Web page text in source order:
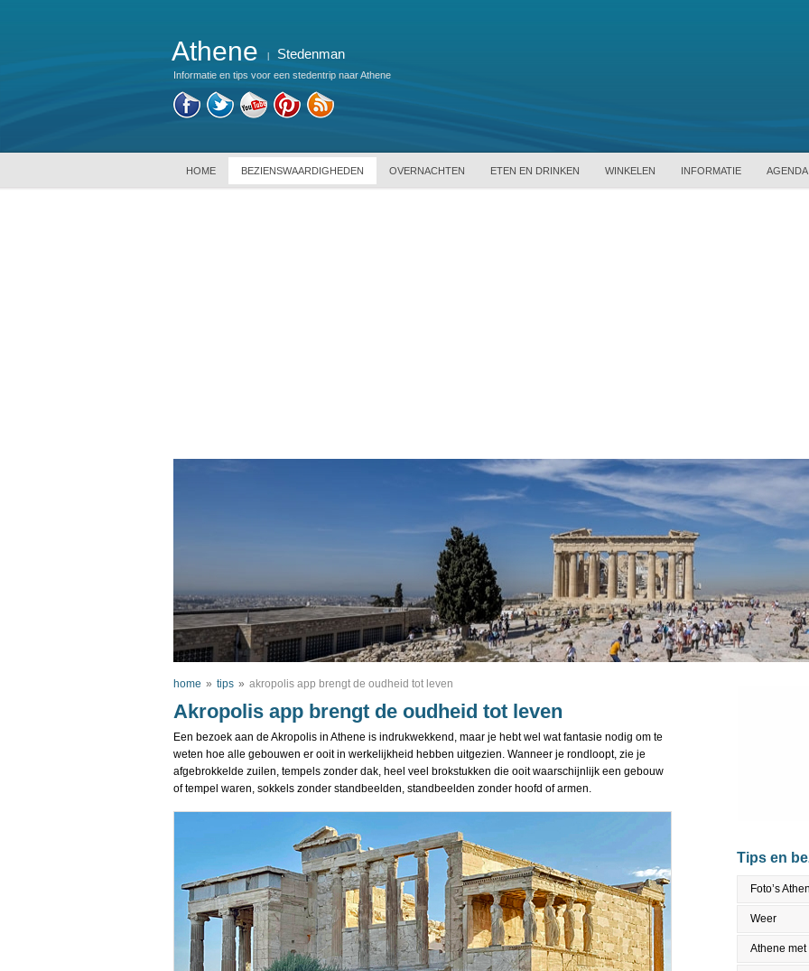
Athene Stedenman
Informatie en tips voor een stedentrip naar Athene
HOME BEZIENSWAARDIGHEDEN OVERNACHTEN ETEN EN DRINKEN WINKELEN INFORMATIE AGENDA
home » tips » akropolis app brengt de oudheid tot leven
Akropolis app brengt de oudheid tot leven
Een bezoek aan de Akropolis in Athene is indrukwekkend, maar je hebt wel wat fantasie nodig om te
weten hoe alle gebouwen er ooit in werkelijkheid hebben uitgezien. Wanneer je rondloopt, zie je
afgebrokkelde zuilen, tempels zonder dak, heel veel brokstukken die ooit waarschijnlijk een gebouw
of tempel waren, sokkels zonder standbeelden, standbeelden zonder hoofd of armen.
Tips en
Foto’s
Weer
Athene